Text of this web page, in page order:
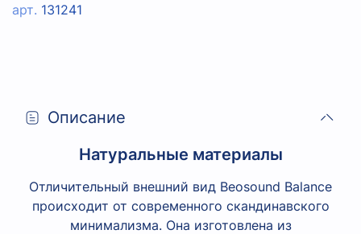
арт. 131241
Описание
Натуральные материалы
Отличительный внешний вид Beosound Balance
происходит от современного скандинавского
минимализма. Она изготовлена из